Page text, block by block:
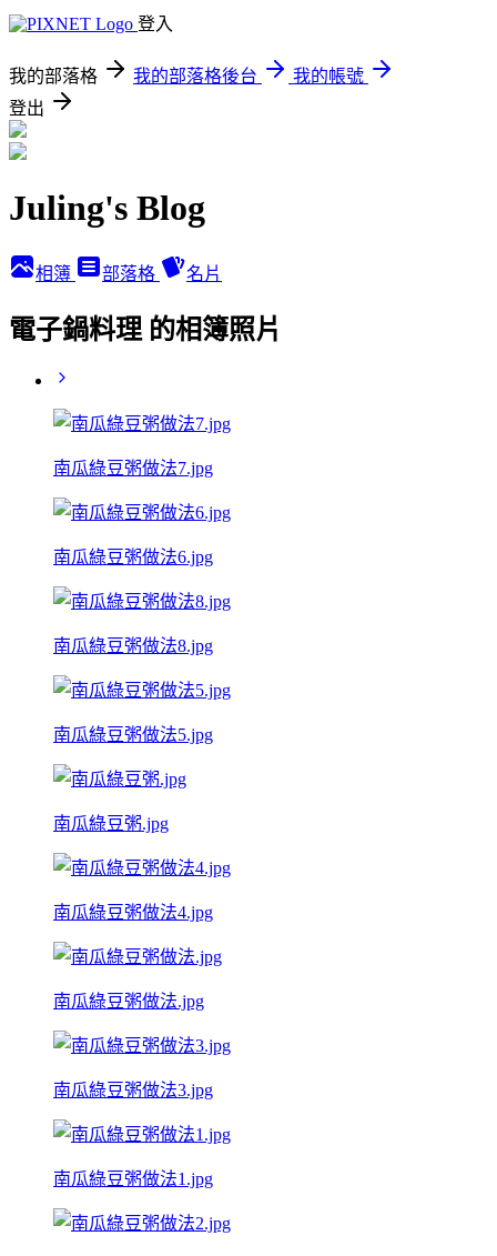
登入
我的部落格 我的部落格後台
我的帳號
登出
Juling's Blog
相簿 部落格 名片
電子鍋料理 的相簿照片
南瓜綠豆粥做法7.jpg
南瓜綠豆粥做法6.jpg
南瓜綠豆粥做法8.jpg
南瓜綠豆粥做法5.jpg
南瓜綠豆粥.jpg
南瓜綠豆粥做法4.jpg
南瓜綠豆粥做法.jpg
南瓜綠豆粥做法3.jpg
南瓜綠豆粥做法1.jpg